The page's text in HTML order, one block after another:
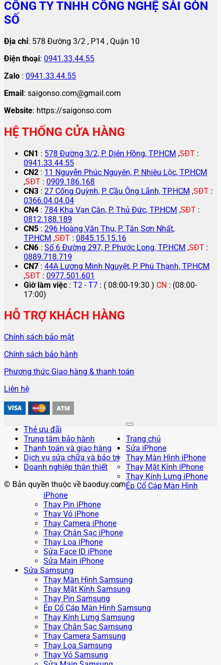
CÔNG TY TNHH CÔNG NGHỆ SÀI GÒN
SỐ
Địa chỉ: 578 Đường 3/2 , P14 , Quận 10
Điện thoại: 0941.33.44.55
Zalo : 0941.33.44.55
Email: saigonso.com@gmail.com
Website: https://saigonso.com
HỆ THỐNG CỬA HÀNG
CN1 : 578 Đường 3/2, P. Diên Hồng, TP.HCM ,SĐT :
0941.33.44.55
CN2 : 11 Nguyễn Phúc Nguyên, P. Nhiêu Lộc, TP.HCM
,SĐT : 0909.186.168
CN3 : 27 Cống Quỳnh, P. Cầu Ông Lãnh, TP.HCM ,SĐT :
0366.04.04.04
CN4 : 784 Kha Vạn Cân, P. Thủ Đức, TP.HCM ,SĐT :
0812.188.189
CN5 : 296 Hoàng Văn Thụ, P. Tân Sơn Nhất,
TP.HCM ,SĐT : 0845.15.15.16
CN6 : Số 6 Đường 297, P. Phước Long, TP.HCM ,SĐT :
0889.718.719
CN7 : 44A Lương Minh Nguyệt, P. Phú Thạnh, TP.HCM
,SĐT : 0977.501.601
Giờ làm việc : T2 - T7 : ( 08:00-19:30 ) CN : (08:00-
17:00)
HỖ TRỢ KHÁCH HÀNG
Chính sách bảo mật
Chính sách bảo hành
Phương thức Giao hàng & thanh toán
Liên hệ
Thẻ ưu đãi
Trung tâm bảo hành
Thanh toán và giao hàng
Dịch vụ sửa chữa và bảo trì
Doanh nghiệp thân thiết
© Bản quyền thuộc về baoduy.com
Trang chủ
Sửa iPhone
Thay Màn Hình iPhone
Thay Mặt Kính iPhone
Thay Kính Lưng iPhone
Ép Cổ Cáp Màn Hình
iPhone
Thay Pin iPhone
Thay Vỏ iPhone
Thay Camera iPhone
Thay Chân Sạc iPhone
Thay Loa iPhone
Sửa Face ID iPhone
Sửa Main iPhone
Sửa Samsung
Thay Màn Hình Samsung
Thay Mặt Kính Samsung
Thay Pin Samsung
Ép Cổ Cáp Màn Hình Samsung
Thay Kính Lưng Samsung
Thay Chân Sạc Samsung
Thay Camera Samsung
Thay Loa Samsung
Thay Vỏ Samsung